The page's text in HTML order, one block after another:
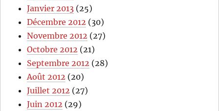
Janvier 2013 (25)
Décembre 2012 (30)
Novembre 2012 (27)
Octobre 2012 (21)
Septembre 2012 (28)
Août 2012 (20)
Juillet 2012 (27)
Juin 2012 (29)